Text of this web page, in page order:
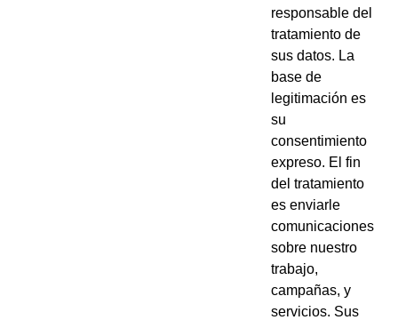
responsable del
tratamiento de
sus datos. La
base de
legitimación es
su
consentimiento
expreso. El fin
del tratamiento
es enviarle
comunicaciones
sobre nuestro
trabajo,
campañas, y
servicios. Sus